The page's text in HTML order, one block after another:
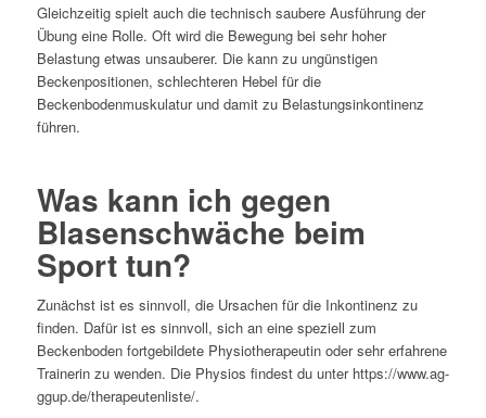
Gleichzeitig spielt auch die technisch saubere Ausführung der
Übung eine Rolle. Oft wird die Bewegung bei sehr hoher
Belastung etwas unsauberer. Die kann zu ungünstigen
Beckenpositionen, schlechteren Hebel für die
Beckenbodenmuskulatur und damit zu Belastungsinkontinenz
führen.
Was kann ich gegen
Blasenschwäche beim
Sport tun?
Zunächst ist es sinnvoll, die Ursachen für die Inkontinenz zu
finden. Dafür ist es sinnvoll, sich an eine speziell zum
Beckenboden fortgebildete Physiotherapeutin oder sehr erfahrene
Trainerin zu wenden. Die Physios findest du unter https://www.ag-
ggup.de/therapeutenliste/.